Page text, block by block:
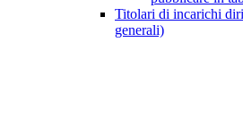
Titolari di incarichi
generali)